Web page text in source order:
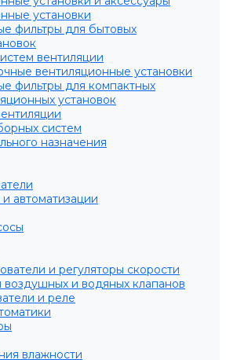
установки
фильтры для бытовых
вентиляции
вентиляционные установки
фильтры для компактных
установок
систем
назначения
автоматизации
и регуляторы скорости
и водяных клапанов
и реле
влажности